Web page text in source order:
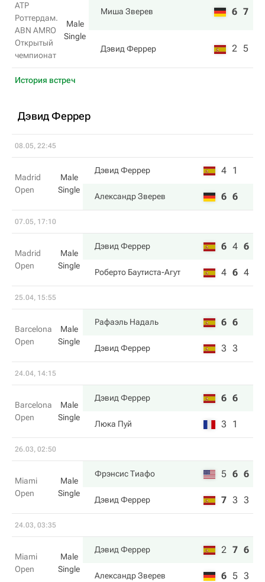
ATP
Роттердам.
ABN AMRO
Открытый
чемпионат
Male
Single
Миша Зверев 6 7
Дэвид Феррер 2 5
История встреч
Дэвид Феррер
08.05, 22:45
Madrid
Open
Male
Single
Дэвид Феррер 4 1
Александр Зверев 6 6
07.05, 17:10
Madrid
Open
Male
Single
Дэвид Феррер 6 4 6
Роберто Баутиста-Агут 4 6 4
25.04, 15:55
Barcelona
Open
Male
Single
Рафаэль Надаль 6 6
Дэвид Феррер 3 3
24.04, 14:15
Barcelona
Open
Male
Single
Дэвид Феррер 6 6
Люка Пуй 3 1
26.03, 02:50
Miami
Open
Male
Single
Фрэнсис Тиафо 5 6 6
Дэвид Феррер 7 3 3
24.03, 03:35
Miami
Open
Male
Single
Дэвид Феррер 2 7 6
Александр Зверев 6 5 3